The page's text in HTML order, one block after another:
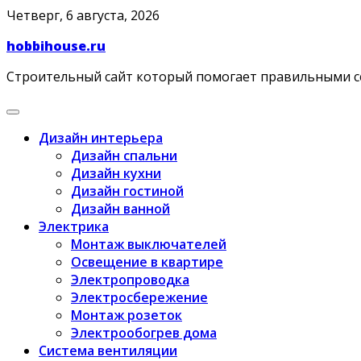
Skip
content
Четверг, 6 августа, 2026
hobbihouse.ru
Строительный сайт который помогает правильными
Дизайн интерьера
Дизайн спальни
Дизайн кухни
Дизайн гостиной
Дизайн ванной
Электрика
Монтаж выключателей
Освещение в квартире
Электропроводка
Электросбережение
Монтаж розеток
Электрообогрев дома
Система вентиляции